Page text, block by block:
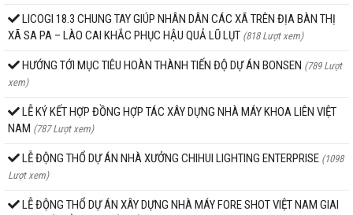
LICOGI 18.3 CHUNG TAY GIÚP NHÂN DÂN CÁC XÃ TRÊN ĐỊA BÀN THỊ
XÃ SA PA – LÀO CAI KHẮC PHỤC HẬU QUẢ LŨ LỤT (818 Lượt xem)
HƯỚNG TỚI MỤC TIÊU HOÀN THÀNH TIẾN ĐỘ DỰ ÁN BONSEN (789 Lượt
xem)
LỄ KÝ KẾT HỢP ĐỒNG HỢP TÁC XÂY DỰNG NHÀ MÁY KHOA LIÊN VIỆT
NAM (787 Lượt xem)
LỄ ĐỘNG THỔ DỰ ÁN NHÀ XƯỞNG CHIHUI LIGHTING ENTERPRISE (1098
Lượt xem)
LỄ ĐỘNG THỔ DỰ ÁN XÂY DỰNG NHÀ MÁY FORE SHOT VIỆT NAM GIAI